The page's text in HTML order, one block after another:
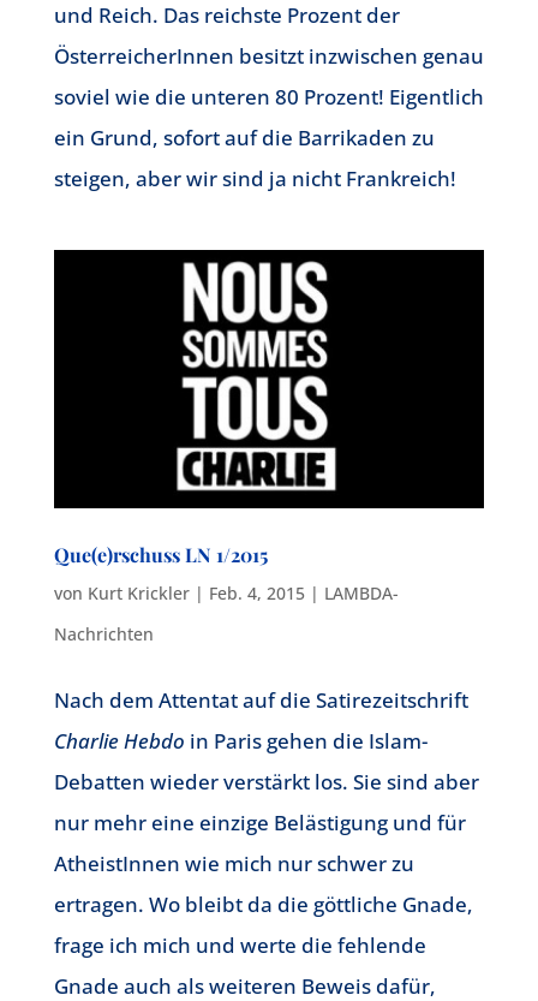
und Reich. Das reichste Prozent der
ÖsterreicherInnen besitzt inzwischen genau
soviel wie die unteren 80 Prozent! Eigentlich
ein Grund, sofort auf die Barrikaden zu
steigen, aber wir sind ja nicht Frankreich!
Que(e)rschuss LN 1/2015
von Kurt Krickler| Feb. 4, 2015| LAMBDA-
Nachrichten
Nach dem Attentat auf die Satirezeitschrift
Charlie Hebdo in Paris gehen die Islam-
Debatten wieder verstärkt los. Sie sind aber
nur mehr eine einzige Belästigung und für
AtheistInnen wie mich nur schwer zu
ertragen. Wo bleibt da die göttliche Gnade,
frage ich mich und werte die fehlende
Gnade auch als weiteren Beweis dafür,